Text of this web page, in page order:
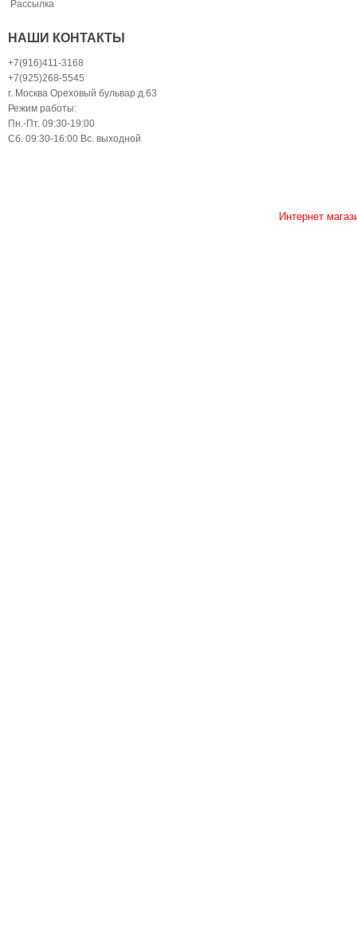
Рассылка
НАШИ КОНТАКТЫ
+7(916)411-3168
+7(925)268-5545
г. Москва Ореховый бульвар д.63
Режим работы:
Пн.-Пт. 09:30-19:00
Сб. 09:30-16:00 Вс. выходной
Интернет